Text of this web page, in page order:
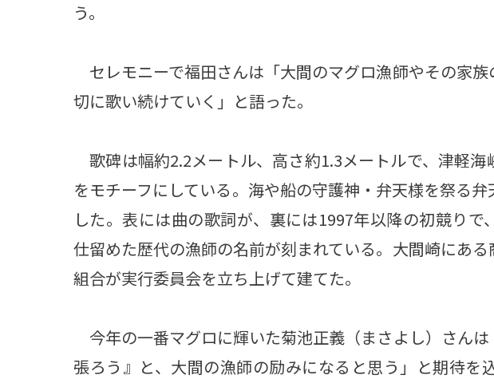
う。
セレモニーで福田さんは「大間のマグロ漁師やその家
切に歌い続けていく」と語った。
歌碑は幅約2.2メートル、高さ約1.3メートルで、津軽
をモチーフにしている。海や船の守護神・弁天様を祭る
した。表には曲の歌詞が、裏には1997年以降の初競りで
仕留めた歴代の漁師の名前が刻まれている。大間崎にあ
組合が実行委員会を立ち上げて建てた。
今年の一番マグロに輝いた菊池正義（まさよし）さん
張ろう』と、大間の漁師の励みになると思う」と期待を